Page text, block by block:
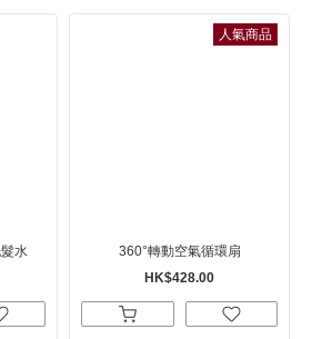
水
人氣商品
360°轉動空氣循環扇
HK$428.00